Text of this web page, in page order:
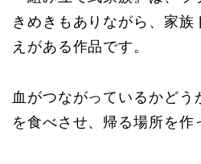
きめきもありながら、家族
えがある作品です。
血がつながっているかどう
を食べさせ、帰る場所を作